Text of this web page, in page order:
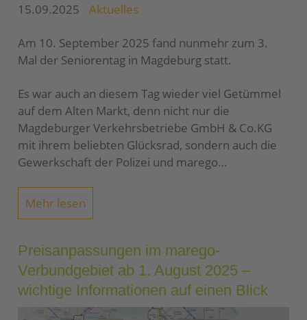
15.09.2025 Aktuelles
Am 10. September 2025 fand nunmehr zum 3.
Mal der Seniorentag in Magdeburg statt.
Es war auch an diesem Tag wieder viel Getümmel
auf dem Alten Markt, denn nicht nur die
Magdeburger Verkehrsbetriebe GmbH & Co.KG
mit ihrem beliebten Glücksrad, sondern auch die
Gewerkschaft der Polizei und marego…
Mehr lesen
Preisanpassungen im marego-
Verbundgebiet ab 1. August 2025 –
wichtige Informationen auf einen Blick